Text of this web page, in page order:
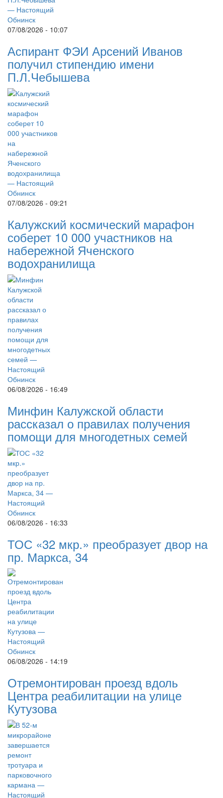
07/08/2026 - 10:07
Аспирант ФЭИ Арсений Иванов
получил стипендию имени
П.Л.Чебышева
07/08/2026 - 09:21
Калужский космический марафон
соберет 10 000 участников на
набережной Яченского
водохранилища
06/08/2026 - 16:49
Минфин Калужской области
рассказал о правилах получения
помощи для многодетных семей
06/08/2026 - 16:33
ТОС «32 мкр.» преобразует двор на
пр. Маркса, 34
06/08/2026 - 14:19
Отремонтирован проезд вдоль
Центра реабилитации на улице
Кутузова